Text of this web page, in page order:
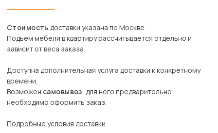
Стоимость доставки указана по Москве.
Подъем мебели в квартиру рассчитывается отдельно и
зависит от веса заказа.
Доступна дополнительная услуга доставки к конкретному
времени.
Возможен самовывоз, для него предварительно
необходимо оформить заказ.
Подробные условия доставки